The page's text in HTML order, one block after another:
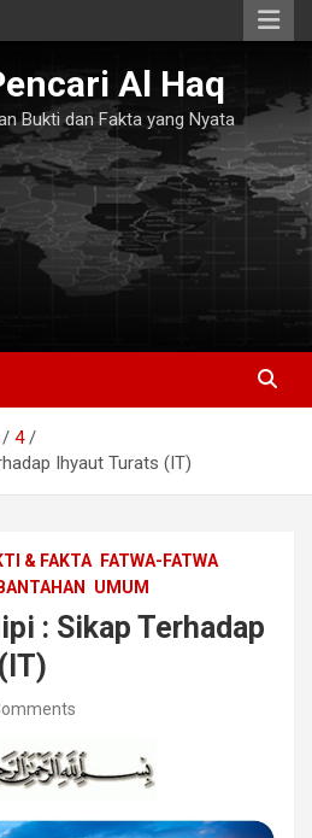
Al Haq
Bukti dan Fakta yang Nyata
4
Ihyaut Turats (IT)
& FAKTA
FATWA-FATWA
UMUM
: Sikap Terhadap